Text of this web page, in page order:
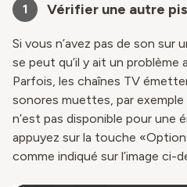
1 Vérifier une autre
Si vous n’avez pas de son sur
se peut qu’il y ait un problème
Parfois, les chaînes TV
sonores muettes, par exemple
n’est pas disponible pour une
appuyez sur la touche
comme indiqué sur l’image ci-